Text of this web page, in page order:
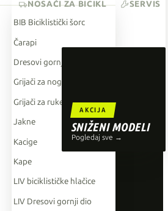
O'Neal
AKCIJA
SNIŽENI MODELI
Pogledaj sve →
BIB Biciklistički šorc
Čarapi
Dresovi gornji dio
Grijači za noge
Grijači za ruke
Jakne
Kacige
Kape
LIV biciklističke hlačice
LIV Dresovi gornji dio
NOSAČI ZA BICIKL SERVIS